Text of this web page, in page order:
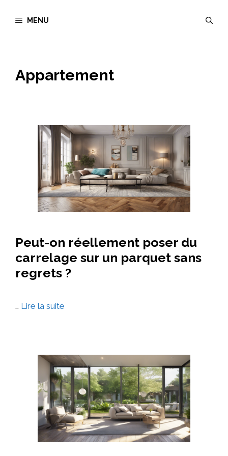
MENU
Appartement
Peut-on réellement poser du
carrelage sur un parquet sans
regrets ?
… Lire la suite